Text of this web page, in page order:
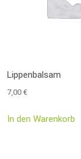
Lippenbalsam
7,00 €
In den Warenkorb